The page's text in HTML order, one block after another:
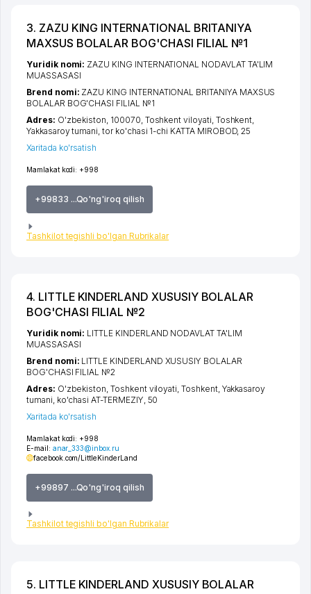
3. ZAZU KING INTERNATIONAL BRITANIYA
MAXSUS BOLALAR BOG'CHASI FILIAL №1
Mamlakat kodi: +998
+99833 ...Qo'ng'iroq qilish
Tashkilot tegishli bo'lgan Rubrikalar
Yuridik nomi: ZAZU KING INTERNATIONAL NODAVLAT TA'LIM
MUASSASASI
Brend nomi: ZAZU KING INTERNATIONAL BRITANIYA MAXSUS
BOLALAR BOG'CHASI FILIAL №1
Adres: O'zbekiston, 100070, Toshkent viloyati, Toshkent,
Yakkasaroy tumani,tor ko'chasi 1-chi KATTA MIROBOD, 25
Xaritada ko'rsatish
4. LITTLE KINDERLAND XUSUSIY BOLALAR
BOG'CHASI FILIAL №2
Mamlakat kodi: +998
E-mail: anar_333@inbox.ru
facebook.com/LittleKinderLand
+99897 ...Qo'ng'iroq qilish
Tashkilot tegishli bo'lgan Rubrikalar
Yuridik nomi: LITTLE KINDERLAND NODAVLAT TA'LIM
MUASSASASI
Brend nomi: LITTLE KINDERLAND XUSUSIY BOLALAR
BOG'CHASI FILIAL №2
Adres: O'zbekiston,Toshkent viloyati ,Toshkent, Yakkasaroy
tumani ko'chasi AT-TERMEZIY , 50
Xaritada ko'rsatish
5. LITTLE KINDERLAND XUSUSIY BOLALAR